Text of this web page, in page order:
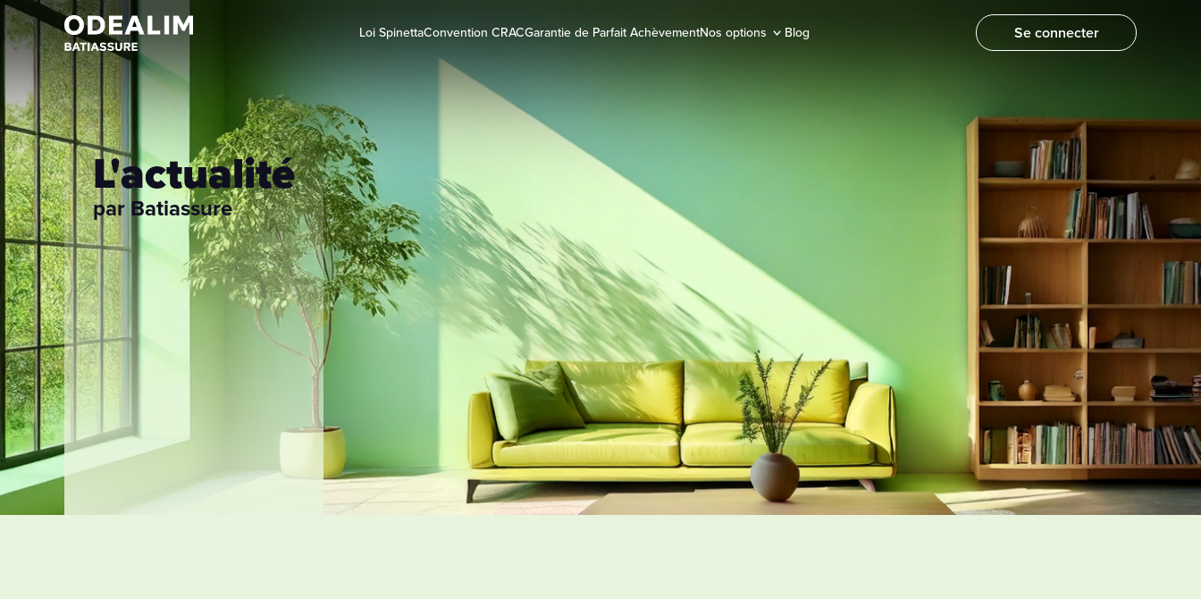
Loi SpinettaConvention CRACGarantie de Parfait AchèvementNos options
Assurance TRC
Assurance CNR
Assurance Bon Fonctionnement
Contrat RCMO
Garantie Immatériels consécutifs
experts vous accompagneront dans vos
Blog Se connecter
L'actualité
par Batiassure